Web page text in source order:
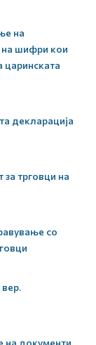
на
на шифри кои
царинската
декларација
трговци на
со
на документи